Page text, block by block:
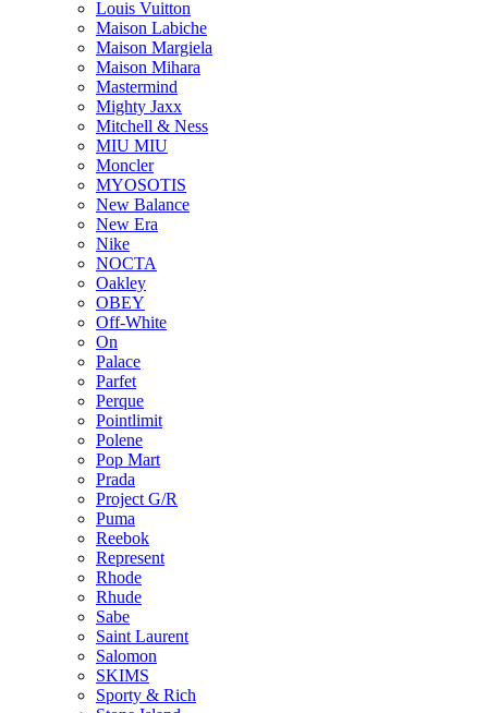
Louis Vuitton
Maison Labiche
Maison Margiela
Maison Mihara
Mastermind
Mighty Jaxx
Mitchell & Ness
MIU MIU
Moncler
MYOSOTIS
New Balance
New Era
Nike
NOCTA
Oakley
OBEY
Off-White
On
Palace
Parfet
Perque
Pointlimit
Polene
Pop Mart
Prada
Project G/R
Puma
Reebok
Represent
Rhode
Rhude
Sabe
Saint Laurent
Salomon
SKIMS
Sporty & Rich